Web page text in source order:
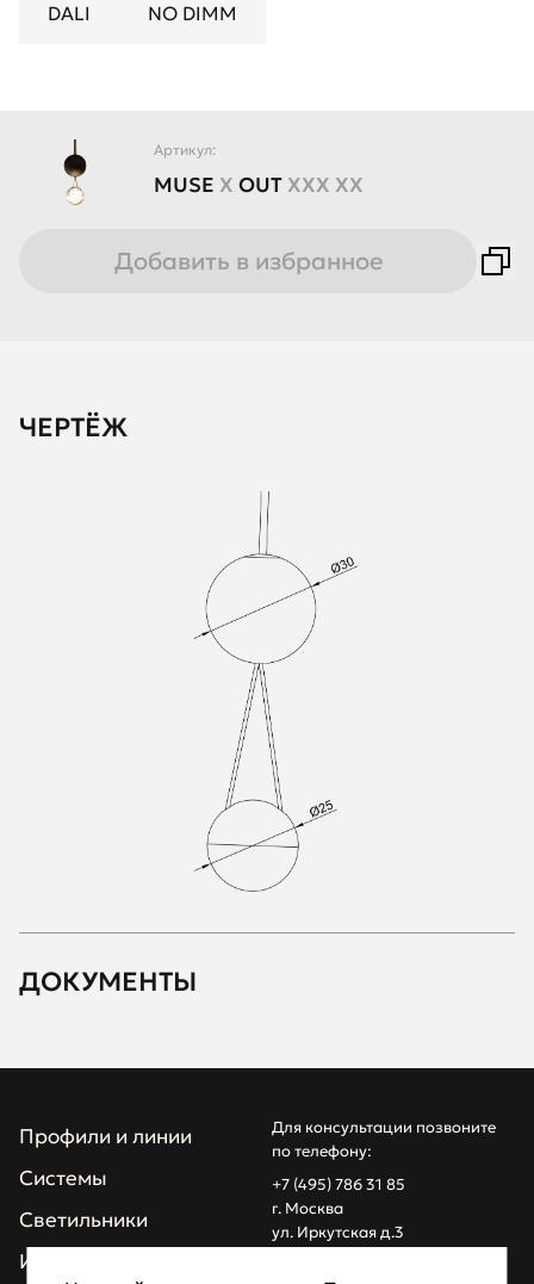
DALI
NO DIMM
Артикул:
MUSE X OUTXXX XX
Добавить в избранное
ДОКУМЕНТЫ
ЧЕРТЁЖ
Профили и линии
Системы
Светильники
Инсталляции
Для консультации позвоните
по телефону:
+7 (495) 786 31 85
г. Москва
ул. Иркутская д.3
z1profiles@gmail.com